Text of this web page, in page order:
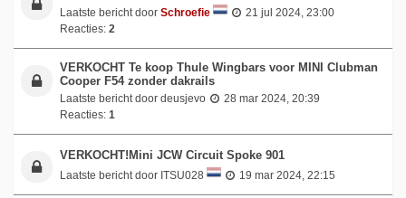
Laatste bericht door Schroefie
21 jul 2024, 23:00
Reacties: 2
VERKOCHT Te koop Thule Wingbars voor MINI Clubman
Cooper F54 zonder dakrails
Laatste bericht door deusjevo
28 mar 2024, 20:39
Reacties: 1
VERKOCHT!Mini JCW Circuit Spoke 901
Laatste bericht door ITSU028 19 mar 2024, 22:15